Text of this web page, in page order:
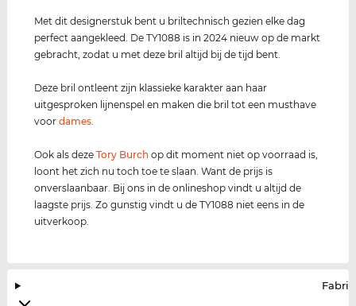
Met dit designerstuk bent u briltechnisch gezien elke dag
perfect aangekleed. De TY1088 is in 2024 nieuw op de markt
gebracht, zodat u met deze bril altijd bij de tijd bent.
Deze bril ontleent zijn klassieke karakter aan haar
uitgesproken lijnenspel en maken die bril tot een musthave
voordames.
Ook als dezeTory Burch op dit moment niet op voorraad is,
loont het zich nu toch toe te slaan. Want de prijs is
onverslaanbaar. Bij ons in de onlineshop vindt u altijd de
laagste prijs. Zo gunstig vindt u de TY1088 niet eens in de
uitverkoop.